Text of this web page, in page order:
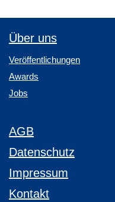
Über uns
Veröffentlichungen
Awards
Jobs
AGB
Datenschutz
Impressum
Kontakt